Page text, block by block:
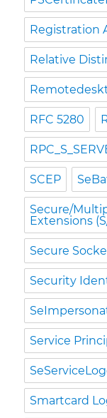
Registration
Relative
RFC 5280
SCEP
Secure/
Extensions
Secure
Security
Service
Smartcard